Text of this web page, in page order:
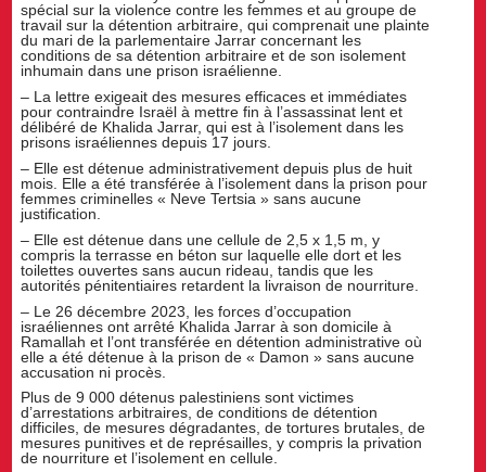
spécial sur la violence contre les femmes et au groupe de
travail sur la détention arbitraire, qui comprenait une plainte
du mari de la parlementaire Jarrar concernant les
conditions de sa détention arbitraire et de son isolement
inhumain dans une prison israélienne.
– La lettre exigeait des mesures efficaces et immédiates
pour contraindre Israël à mettre fin à l’assassinat lent et
délibéré de Khalida Jarrar, qui est à l’isolement dans les
prisons israéliennes depuis 17 jours.
– Elle est détenue administrativement depuis plus de huit
mois. Elle a été transférée à l’isolement dans la prison pour
femmes criminelles « Neve Tertsia » sans aucune
justification.
– Elle est détenue dans une cellule de 2,5 x 1,5 m, y
compris la terrasse en béton sur laquelle elle dort et les
toilettes ouvertes sans aucun rideau, tandis que les
autorités pénitentiaires retardent la livraison de nourriture.
– Le 26 décembre 2023, les forces d’occupation
israéliennes ont arrêté Khalida Jarrar à son domicile à
Ramallah et l’ont transférée en détention administrative où
elle a été détenue à la prison de « Damon » sans aucune
accusation ni procès.
Plus de 9 000 détenus palestiniens sont victimes
d’arrestations arbitraires, de conditions de détention
difficiles, de mesures dégradantes, de tortures brutales, de
mesures punitives et de représailles, y compris la privation
de nourriture et l’isolement en cellule.